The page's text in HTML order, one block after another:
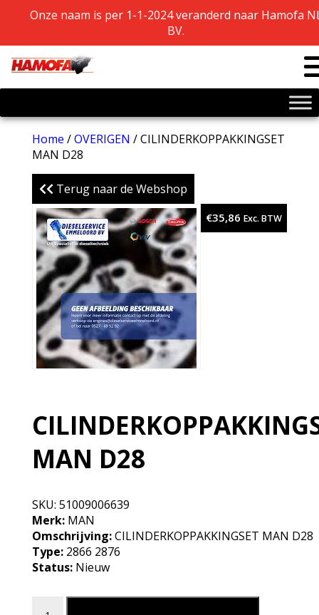
Onze naam is per 1-1-2024 veranderd naar
Hamofa NL BV.
Onze naam is per 1-1-2024 veranderd naar Hamofa
BV.
Home /OVERIGEN / CILINDERKOPPAKKINGSET
MAN D28
Terug naar de Webshop
MAN D28
€35,86 Exc. BTW
SKU: 51009006639
Merk:MAN
Omschrijving:CILINDERKOPPAKKINGSET MAN D28
Type:2866 2876
Status:Nieuw